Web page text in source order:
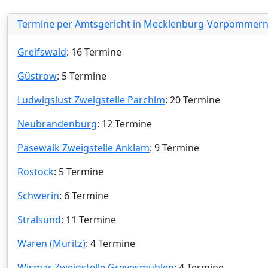
Termine per Amtsgericht in Mecklenburg-Vorpommern
Greifswald: 16 Termine
Güstrow: 5 Termine
Ludwigslust Zweigstelle Parchim: 20 Termine
Neubrandenburg: 12 Termine
Pasewalk Zweigstelle Anklam: 9 Termine
Rostock: 5 Termine
Schwerin: 6 Termine
Stralsund: 11 Termine
Waren (Müritz): 4 Termine